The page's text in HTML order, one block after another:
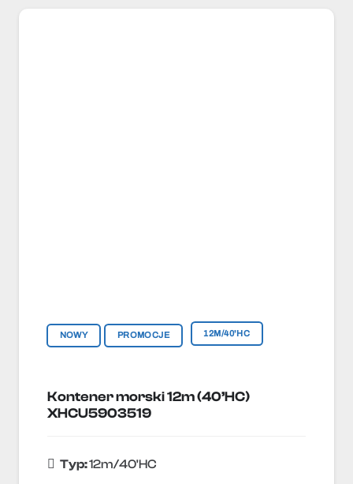
NOWY PROMOCJE 12M/40'HC
Kontener morski 12m (40’HC)
XHCU5903519
Typ:12m/40'HC